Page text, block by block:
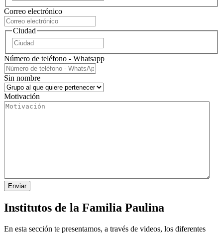
Correo electrónico
Ciudad
Número de teléfono - Whatsapp
Sin nombre
Motivación
Institutos de la Familia Paulina
En esta sección te presentamos, a través de videos, los diferentes